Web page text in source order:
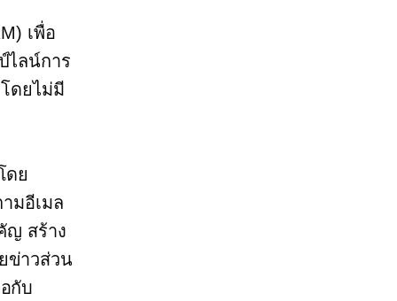
เพื่อ
ไลน์การ
ดยไม่มี
ดย
มอีเมล
ญ สร้าง
ข่าวส่วน
กับ